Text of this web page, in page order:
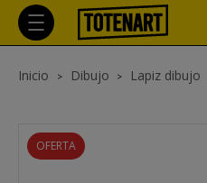
Inicio Dibujo Lapiz dibujo
OFERTA